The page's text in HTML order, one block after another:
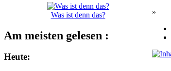
Was ist denn das?
Am meisten gelesen :
Heute:
»